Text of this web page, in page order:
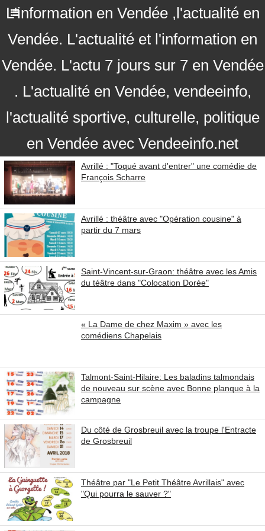
L'information en Vendée ,l'actualité en
Vendée. L'actualité et l'information en
Vendée. L'actu 7 jours sur 7 en Vendée
. L'actualité en Vendée, vendeeinfo,
l'actualité sportive, culturelle, politique
en Vendée avec Vendeeinfo.net
Avrillé : "Toqué avant d'entrer" une comédie de
François Scharre
Avrillé : théâtre avec "Opération cousine" à
partir du 7 mars
Saint-Vincent-sur-Graon: théâtre avec les Amis
du téâtre dans "Colocation Dorée"
« La Dame de chez Maxim » avec les
comédiens Chapelais
Talmont-Saint-Hilaire: Les baladins talmondais
de nouveau sur scène avec Bonne planque à la
campagne
Du côté de Grosbreuil avec la troupe l'Entracte
de Grosbreuil
Théâtre par "Le Petit Théâtre Avrillais" avec
"Qui pourra le sauver ?"